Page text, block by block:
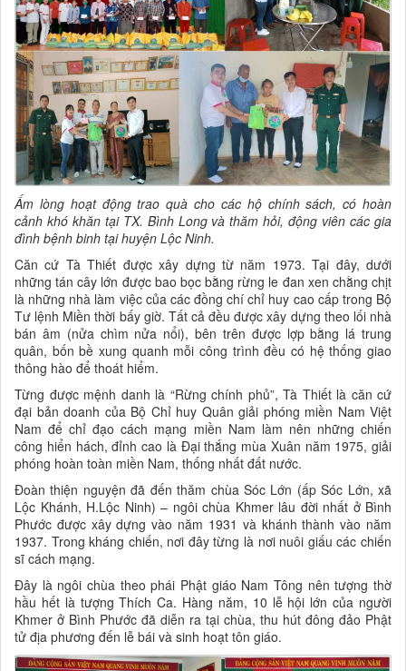
Ấm lòng hoạt động trao quà cho các hộ chính sách, có hoàn
cảnh khó khăn tại TX. Bình Long và thăm hỏi, động viên các gia
đình bệnh binh tại huyện Lộc Ninh.
Căn cứ Tà Thiết được xây dựng từ năm 1973. Tại đây, dưới
những tán cây lớn được bao bọc bằng rừng le đan xen chằng chịt
là những nhà làm việc của các đồng chí chỉ huy cao cấp trong Bộ
Tư lệnh Miền thời bấy giờ. Tất cả đều được xây dựng theo lối nhà
bán âm (nửa chìm nửa nổi), bên trên được lợp bằng lá trung
quân, bốn bề xung quanh mỗi công trình đều có hệ thống giao
thông hào để thoát hiểm.
Từng được mệnh danh là “Rừng chính phủ”, Tà Thiết là căn cứ
đại bản doanh của Bộ Chỉ huy Quân giải phóng miền Nam Việt
Nam để chỉ đạo cách mạng miền Nam làm nên những chiến
công hiển hách, đỉnh cao là Đại thắng mùa Xuân năm 1975, giải
phóng hoàn toàn miền Nam, thống nhất đất nước.
Đoàn thiện nguyện đã đến thăm chùa Sóc Lớn (ấp Sóc Lớn, xã
Lộc Khánh, H.Lộc Ninh) – ngôi chùa Khmer lâu đời nhất ở Bình
Phước được xây dựng vào năm 1931 và khánh thành vào năm
1937. Trong kháng chiến, nơi đây từng là nơi nuôi giấu các chiến
sĩ cách mạng.
Đây là ngôi chùa theo phái Phật giáo Nam Tông nên tượng thờ
hầu hết là tượng Thích Ca. Hàng năm, 10 lễ hội lớn của người
Khmer ở Bình Phước đã diễn ra tại chùa, thu hút đông đảo Phật
tử địa phương đến lễ bái và sinh hoạt tôn giáo.